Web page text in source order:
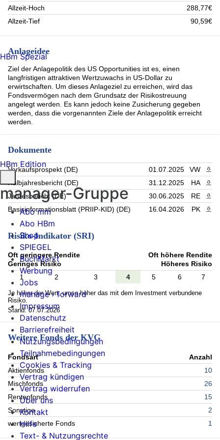
RAMBUS INC COMMON STOCK USD.001 (2.12%)
SILGAN HOLDINGS INC (1.97%)
Masimo Corp (1.92%)
Axcelis Technologies Inc. Registered Shares DL -,001 (1.39%)
Maximus (1.13%)
FEDERAL SIGNAL CORP COMMON STOCK USD1. (1.09%)
Rest (14.78%)
Allzeit-Hoch
288,77€
Allzeit-Tief
90,59€
Anlageidee
Ziel der Anlagepolitik des US Opportunities ist es, einen
langfristigen attraktiven Wertzuwachs in US-Dollar zu
erwirtschaften. Um dieses Anlageziel zu erreichen, wird das
Fondsvermögen nach dem Grundsatz der Risikostreuung
angelegt werden. Es kann jedoch keine Zusicherung gegeben
werden, dass die vorgenannten Ziele der Anlagepolitik erreicht
werden.
Dokumente
Verkaufsprospekt (DE) 01.07.2025 VW
Halbjahresbericht (DE)
31.12.2025 HA
Jahresbericht (DE)
30.06.2025 RE
Basisinformationsblatt (PRIIP-KID) (DE)
16.04.2026 PK
Risiko-Indikator (SRI)
Oft geringere Rendite
Geringes Risiko
Oft höhere Rendite
Höheres Risiko
1
2 3 4 5 6 7
Je höher der Wert, umso höher das mit dem Investment verbundene
Risiko.
Stand: 07.07.2026
Weitere Fonds der KVG
Fondsart
Anzahl
Aktienfonds
10
Mischfonds
26
Rentenfonds
15
Sonstige
2
wertgesicherte Fonds
1
HBm Spezial
HBm Edition
manager-Gruppe
Abo mm
Abo HBm
Shop
SPIEGEL
BuchMarkt
Werbung
Jobs
manage › forward
Impressum
Datenschutz
Barrierefreiheit
Nutzungsbedingungen
Teilnahmebedingungen
Cookies & Tracking
Vertrag kündigen
Vertrag widerrufen
Über uns
Kontakt
Hilfe
Text- & Nutzungsrechte